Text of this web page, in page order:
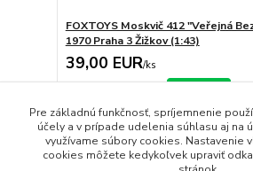
FOXTOYS Moskvič 412 "Veřejná
1970 Praha 3 Žižkov (1:43)
39,00 EUR/ks
strana z 1
Pre základnú funkčnosť, spríjemnenie
účely a v prípade udelenia súhlasu aj na
využívame súbory cookies. Nastavenie
cookies môžete kedykoľvek upraviť